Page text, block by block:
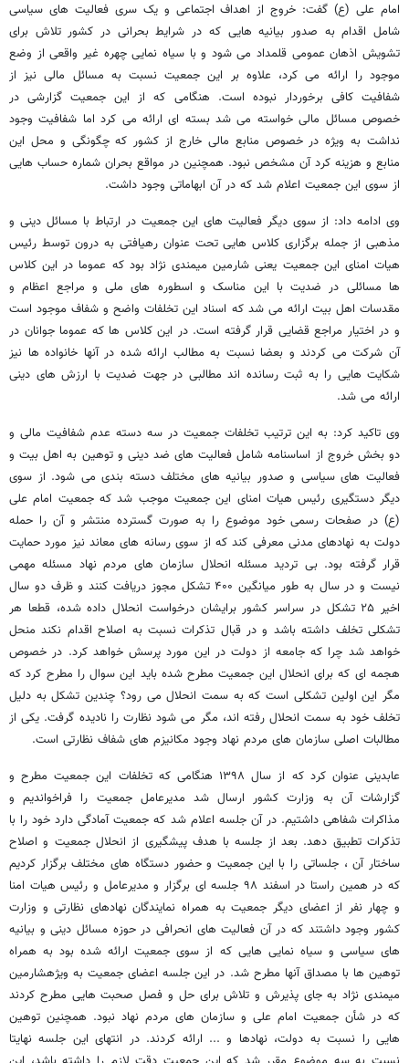
امام علی (ع) گفت: خروج از اهداف اجتماعی و یک سری فعالیت های سیاسی
شامل اقدام به صدور بیانیه هایی که در شرایط بحرانی در کشور تلاش برای
تشویش اذهان عمومی قلمداد می شود و با سیاه نمایی چهره غیر واقعی از وضع
موجود را ارائه می کرد، علاوه بر این جمعیت نسبت به مسائل مالی نیز از
شفافیت کافی برخوردار نبوده است. هنگامی که از این جمعیت گزارشی در
خصوص مسائل مالی خواسته می شد بسته ای ارائه می کرد اما شفافیت وجود
نداشت به ویژه در خصوص منابع مالی خارج از کشور که چگونگی و محل این
منابع و هزینه کرد آن مشخص نبود. همچنین در مواقع بحران شماره حساب هایی
از سوی این جمعیت اعلام شد که در آن ابهاماتی وجود داشت.
وی ادامه داد: از سوی دیگر فعالیت های این جمعیت در ارتباط با مسائل دینی و
مذهبی از جمله برگزاری کلاس هایی تحت عنوان رهیافتی به درون توسط رئیس
هیات امنای این جمعیت یعنی شارمین میمندی نژاد بود که عموما در این کلاس
ها مسائلی در ضدیت با این مناسک و اسطوره های ملی و مراجع اعظام و
مقدسات اهل بیت ارائه می شد که اسناد این تخلفات واضح و شفاف موجود است
و در اختیار مراجع قضایی قرار گرفته است. در این کلاس ها که عموما جوانان در
آن شرکت می کردند و بعضا نسبت به مطالب ارائه شده در آنها خانواده ها نیز
شکایت هایی را به ثبت رسانده اند مطالبی در جهت ضدیت با ارزش های دینی
ارائه می شد.
وی تاکید کرد: به این ترتیب تخلفات جمعیت در سه دسته عدم شفافیت مالی و
دو بخش خروج از اساسنامه شامل فعالیت های ضد دینی و توهین به اهل بیت و
فعالیت های سیاسی و صدور بیانیه های مختلف دسته بندی می شود. از سوی
دیگر دستگیری رئیس هیات امنای این جمعیت موجب شد که جمعیت امام علی
(ع) در صفحات رسمی خود موضوع را به صورت گسترده منتشر و آن را حمله
دولت به نهادهای مدنی معرفی کند که از سوی رسانه های معاند نیز مورد حمایت
قرار گرفته بود. بی تردید مسئله انحلال سازمان های مردم نهاد مسئله مهمی
نیست و در سال به طور میانگین ۴۰۰ تشکل مجوز دریافت کنند و ظرف دو سال
اخیر ۲۵ تشکل در سراسر کشور برایشان درخواست انحلال داده شده، قطعا هر
تشکلی تخلف داشته باشد و در قبال تذکرات نسبت به اصلاح اقدام نکند منحل
خواهد شد چرا که جامعه از دولت در این مورد پرسش خواهد کرد. در خصوص
هجمه ای که برای انحلال این جمعیت مطرح شده باید این سوال را مطرح کرد که
مگر این اولین تشکلی است که به سمت انحلال می رود؟ چندین تشکل به دلیل
تخلف خود به سمت انحلال رفته اند، مگر می شود نظارت را نادیده گرفت. یکی از
مطالبات اصلی سازمان های مردم نهاد وجود مکانیزم های شفاف نظارتی است.
عابدینی عنوان کرد که از سال ۱۳۹۸ هنگامی که تخلفات این جمعیت مطرح و
گزارشات آن به وزارت کشور ارسال شد مدیرعامل جمعیت را فراخواندیم و
مذاکرات شفاهی داشتیم. در آن جلسه اعلام شد که جمعیت آمادگی دارد خود را با
تذکرات تطبیق دهد. بعد از جلسه با هدف پیشگیری از انحلال جمعیت و اصلاح
ساختار آن ، جلساتی را با این جمعیت و حضور دستگاه های مختلف برگزار کردیم
که در همین راستا در اسفند ۹۸ جلسه ای برگزار و مدیرعامل و رئیس هیات امنا
و چهار نفر از اعضای دیگر جمعیت به همراه نمایندگان نهادهای نظارتی و وزارت
کشور وجود داشتند که در آن فعالیت های انحرافی در حوزه مسائل دینی و بیانیه
های سیاسی و سیاه نمایی هایی که از سوی جمعیت ارائه شده بود به همراه
توهین ها با مصداق آنها مطرح شد. در این جلسه اعضای جمعیت به ویژهشارمین
میمندی نژاد به جای پذیرش و تلاش برای حل و فصل صحبت هایی مطرح کردند
که در شأن جمعیت امام علی و سازمان های مردم نهاد نبود. همچنین توهین
هایی را نسبت به دولت، نهادها و ... ارائه کردند. در انتهای این جلسه نهایتا